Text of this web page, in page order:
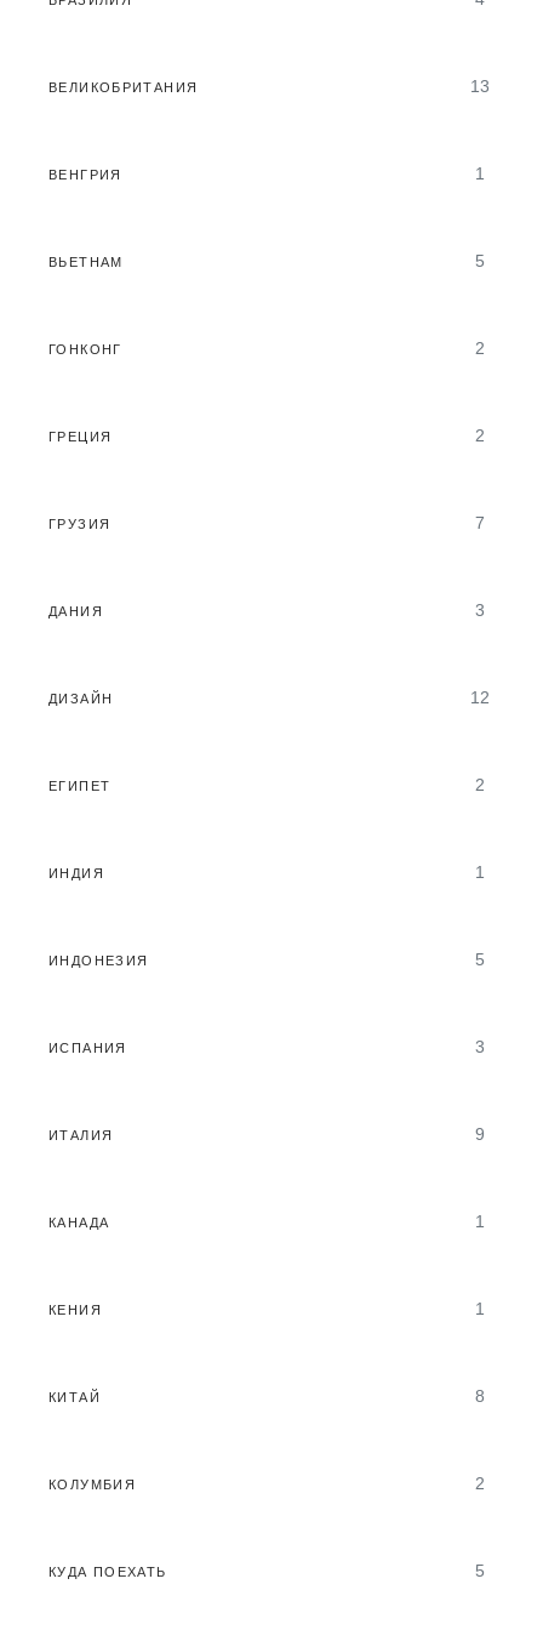
ВЕЛИКОБРИТАНИЯ 13
ВЕНГРИЯ 1
ВЬЕТНАМ 5
ГОНКОНГ 2
ГРЕЦИЯ 2
ГРУЗИЯ 7
ДАНИЯ 3
ДИЗАЙН 12
ЕГИПЕТ 2
ИНДИЯ 1
ИНДОНЕЗИЯ 5
ИСПАНИЯ 3
ИТАЛИЯ 9
КАНАДА 1
КЕНИЯ 1
КИТАЙ 8
КОЛУМБИЯ 2
КУДА ПОЕХАТЬ 5